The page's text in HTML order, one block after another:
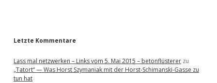
Letzte Kommentare
Lass mal netzwerken – Links vom 5. Mai 2015 – betonflüsterer zu
„Tatort“ — Was Horst Szymaniak mit der Horst-Schimanski-Gasse zu
tun hat